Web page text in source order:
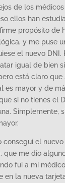
de los
ellos han
propósito de
y me puse
el nuevo DNI.
igual de bien
está claro que
es mayor y de
si no tienes el
Simplemente,
conseguí el
que me dio
fui a mi
en la nueva